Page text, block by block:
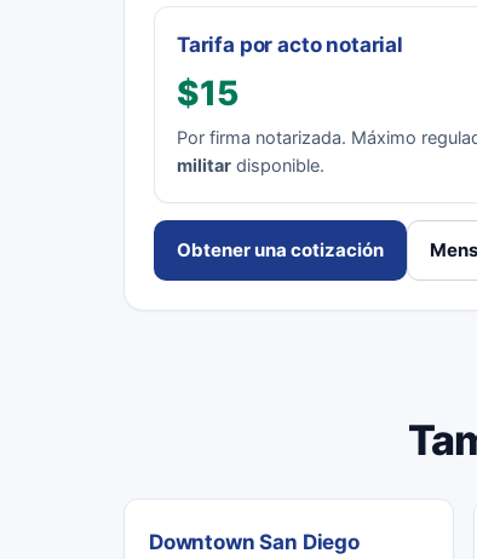
Tarifa por acto notarial
$15
Por firma notarizada. Máximo
militar disponible.
Obtener una cotización
Downtown San Diego